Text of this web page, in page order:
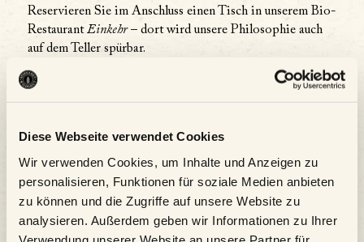
Diese Webseite verwendet Cookies
Wir verwenden Cookies, um Inhalte und Anzeigen zu
personalisieren, Funktionen für soziale Medien anbieten
zu können und die Zugriffe auf unsere Website zu
analysieren. Außerdem geben wir Informationen zu Ihrer
Reservieren Sie im Anschluss einen Tisch in unserem Bio-
RestaurantEinkehr– dort wird unsere Philosophie auch
auf dem Teller spürbar.
Zeit:
16:00 - 17:30
Serien: